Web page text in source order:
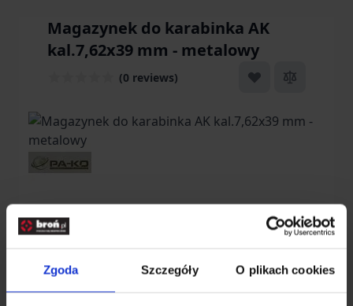
Zgoda Szczegóły O plikach cookies
Magazynek do karabinka AK
kal.7,62x39 mm - metalowy
(0 reviews)
Magazynek z metalu do AK, AKM< AKMS - dane
szczegółowe: Kaliber: 7,62x39; Platforma: AK;
Brak w
Powiadom mnie gdy produkt